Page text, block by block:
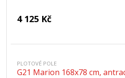
4 125 Kč
PLOTOVÉ POLE
G21 Marion 168x78 cm,